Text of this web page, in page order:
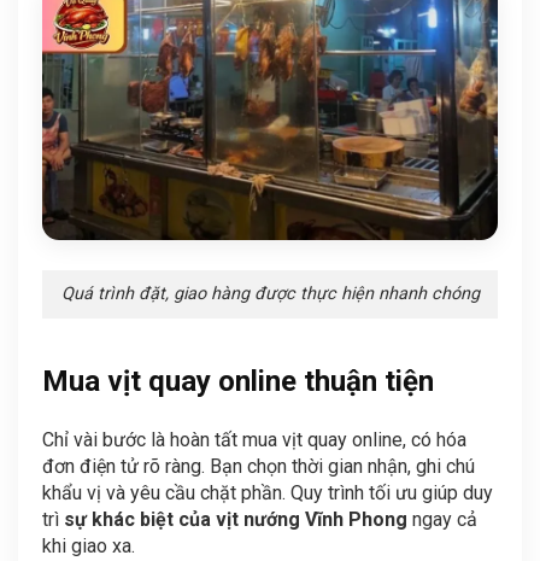
Quá trình đặt, giao hàng được thực hiện nhanh chóng
Mua vịt quay online thuận tiện
Chỉ vài bước là hoàn tất mua vịt quay online, có hóa
đơn điện tử rõ ràng. Bạn chọn thời gian nhận, ghi chú
khẩu vị và yêu cầu chặt phần. Quy trình tối ưu giúp duy
trì sự khác biệt của vịt nướng Vĩnh Phong ngay cả
khi giao xa.